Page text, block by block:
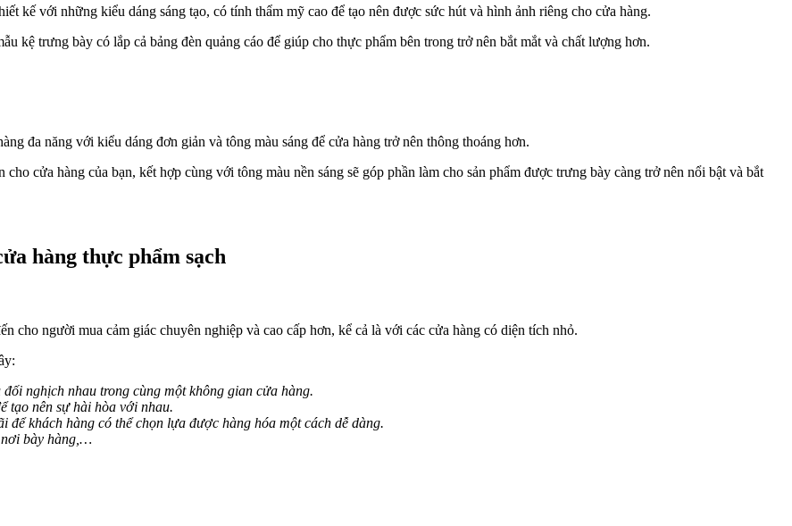
kế với những kiểu dáng sáng tạo, có tính thẩm mỹ cao để tạo nên được sức hút và hình ảnh riêng cho cửa hàng.
kệ trưng bày có lắp cả bảng đèn quảng cáo để giúp cho thực phẩm bên trong trở nên bắt mắt và chất lượng hơn.
đa năng với kiểu dáng đơn giản và tông màu sáng để cửa hàng trở nên thông thoáng hơn.
cửa hàng của bạn, kết hợp cùng với tông màu nền sáng sẽ góp phần làm cho sản phẩm được trưng bày càng trở nên nổi bật và bắt
hàng thực phẩm sạch
cho người mua cảm giác chuyên nghiệp và cao cấp hơn, kể cả là với các cửa hàng có diện tích nhỏ.
nghịch nhau trong cùng một không gian cửa hàng.
tạo nên sự hài hòa với nhau.
khách hàng có thể chọn lựa được hàng hóa một cách dễ dàng.
nơi bày hàng,…